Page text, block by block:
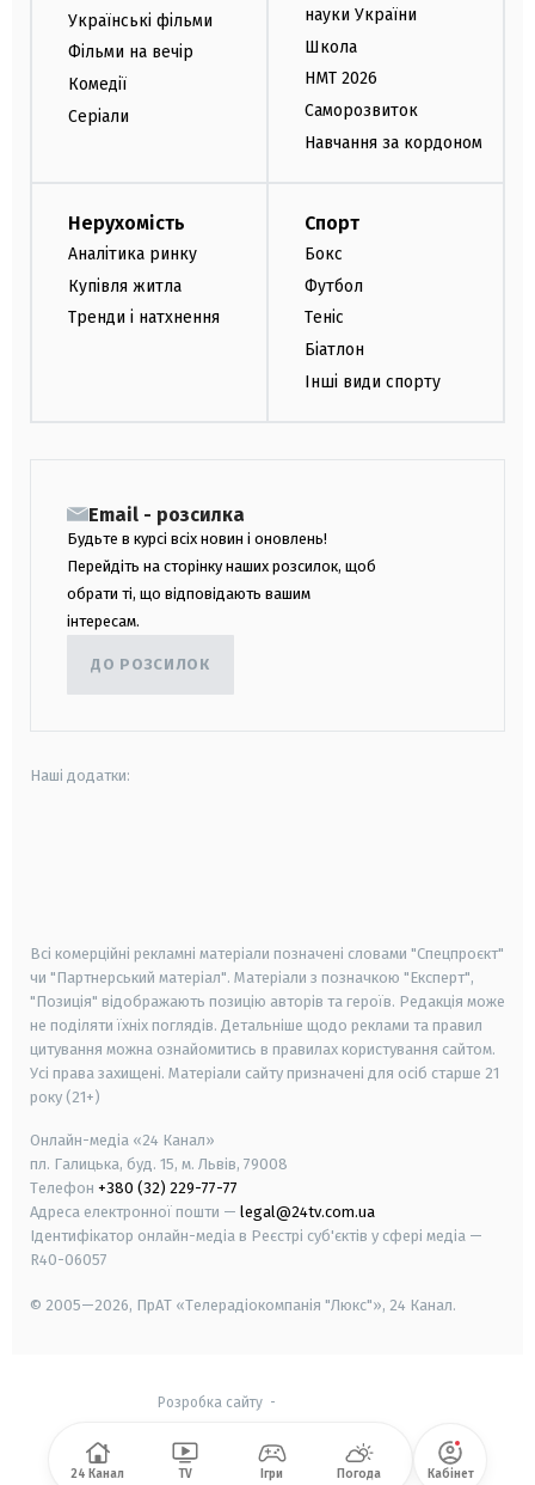
Українські фільми
Фільми на вечір
Комедії
Серіали
науки України
Школа
НМТ 2026
Саморозвиток
Навчання за кордоном
Нерухомість
Аналітика ринку
Купівля житла
Тренди і натхнення
Спорт
Бокс
Футбол
Теніс
Біатлон
Інші види спорту
Email - розсилка
Будьте в курсі всіх новин і оновлень!
Перейдіть на сторінку наших розсилок, щоб
обрати ті, що відповідають вашим
інтересам.
ДО РОЗСИЛОК
Наші додатки:
Всі комерційні рекламні матеріали позначені словами "Спецпроєкт"
чи "Партнерський матеріал". Матеріали з позначкою "Експерт",
"Позиція" відображають позицію авторів та героїв. Редакція може
не поділяти їхніх поглядів. Детальніше щодо реклами та правил
цитування можна ознайомитись в правилах користування сайтом.
Усі права захищені. Матеріали сайту призначені для осіб старше 21
року (21+)
Онлайн-медіа «24 Канал»
пл. Галицька, буд. 15, м. Львів, 79008
Телефон +380 (32) 229-77-77
Адреса електронної пошти — legal@24tv.com.ua
Ідентифікатор онлайн-медіа в Реєстрі суб'єктів у сфері медіа —
R40-06057
© 2005—2026, ПрАТ «Телерадіокомпанія "Люкс"», 24 Канал.
Розробка сайту-
24 Канал TV Ігри Погода Кабінет